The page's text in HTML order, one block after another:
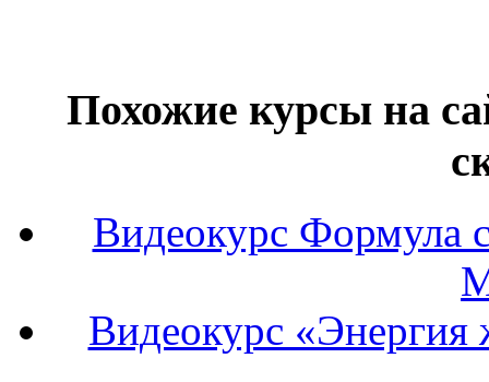
Похожие курсы на
Видеокурс Формула
Видеокурс